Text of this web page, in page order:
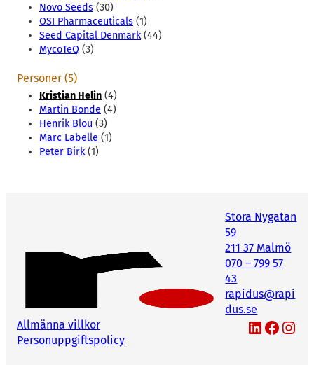
Novo Seeds (30)
OSI Pharmaceuticals (1)
Seed Capital Denmark(44)
MycoTeQ (3)
Personer (5)
Kristian Helin (4)
Martin Bonde (4)
Henrik Blou (3)
Marc Labelle (1)
Peter Birk(1)
Stora Nygatan
59
211 37 Malmö
070 – 799 57
43
rapidus@rapi
dus.se
Allmänna villkor
Personuppgiftspolicy
LinkedIn Facebook Instagram